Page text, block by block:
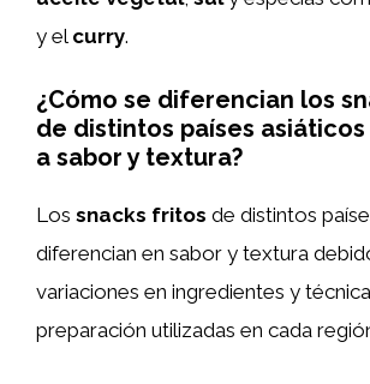
y el curry.
¿Cómo se diferencian los
de distintos países
a sabor y textura?
Los snacks fritos de distintos
diferencian en sabor y textura
variaciones en ingredientes y
preparación utilizadas en cada